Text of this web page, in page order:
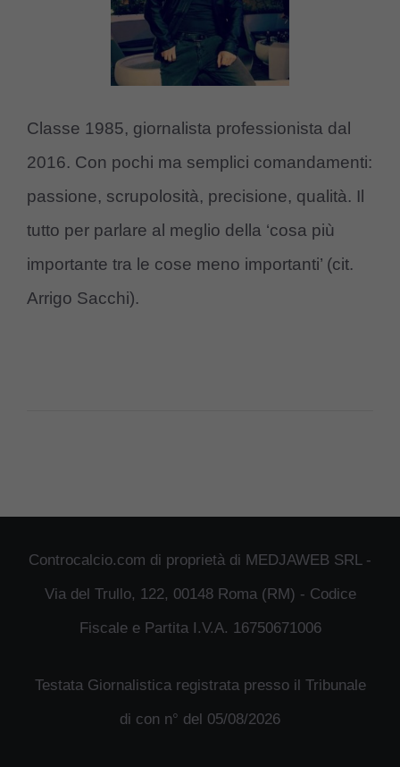
Classe 1985, giornalista professionista dal
2016. Con pochi ma semplici comandamenti:
passione, scrupolosità, precisione, qualità. Il
tutto per parlare al meglio della ‘cosa più
importante tra le cose meno importanti’ (cit.
Arrigo Sacchi).
Controcalcio.com di proprietà di MEDJAWEB SRL -
Via del Trullo, 122, 00148 Roma (RM) - Codice
Fiscale e Partita I.V.A. 16750671006
Testata Giornalistica registrata presso il Tribunale
di con n° del 05/08/2026